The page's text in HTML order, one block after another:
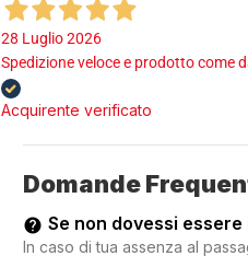
28 Luglio 2026
Spedizione veloce e prodotto come
Acquirente verificato
Domande
Se non dovessi
In caso di tua assenza al